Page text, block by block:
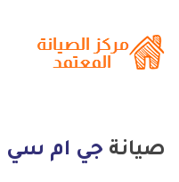
صيانة جي ام سي